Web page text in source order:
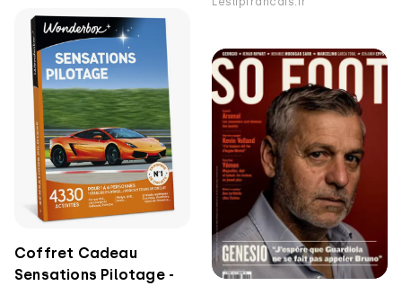
Coffret Cadeau
Sensations Pilotage -